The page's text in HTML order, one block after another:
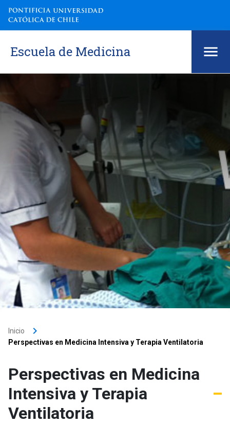
Escuela de Medicina
Inicio keyboard_arrow_right
Perspectivas en Medicina Intensiva y Terapia Ventilatoria
Perspectivas en Medicina
Intensiva y Terapia
Ventilatoria